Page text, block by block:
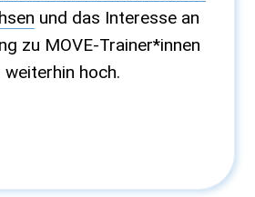
und das Interesse an
zu MOVE-Trainer*innen
weiterhin hoch.